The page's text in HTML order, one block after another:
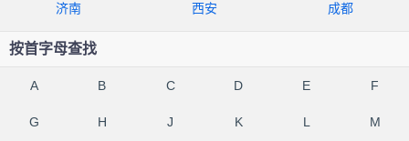
济南 西安 成都
按首字母查找
A B C D E F
G H J K L M